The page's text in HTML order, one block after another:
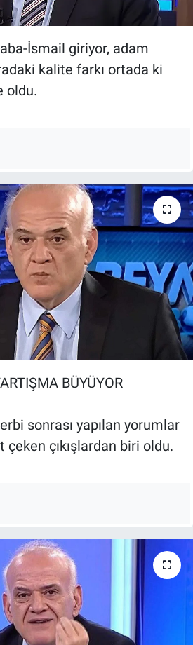
İsmail giriyor, adam
kalite farkı ortada ki
oldu.
BÜYÜYOR
sonrası yapılan yorumlar
çeken çıkışlardan biri oldu.